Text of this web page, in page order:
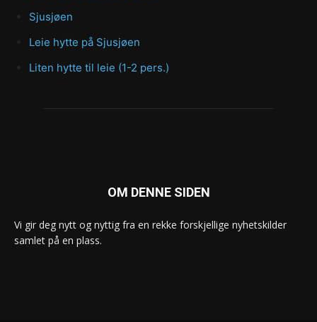
Sjusjøen
Leie hytte på Sjusjøen
Liten hytte til leie (1-2 pers.)
OM DENNE SIDEN
Vi gir deg nytt og nyttig fra en rekke forskjellige nyhetskilder
samlet på en plass.